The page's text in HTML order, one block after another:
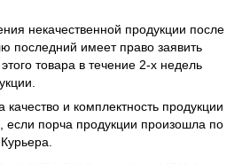
некачественной продукции после
последний имеет право заявить
товара в течение 2-х недель
качество и комплектность продукции
если порча продукции произошла по